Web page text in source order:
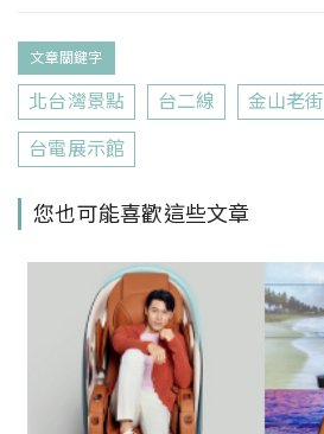
文章關鍵字
北台灣景點 台二線 金山老街
台電展示館
您也可能喜歡這些文章